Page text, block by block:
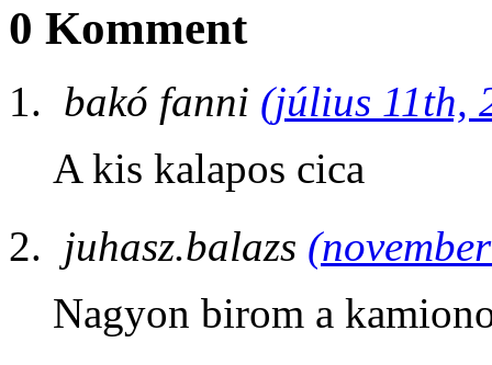
0 Komment
bakó fanni (július 11th,
A kis kalapos cica
juhasz.balazs
Nagyon birom a